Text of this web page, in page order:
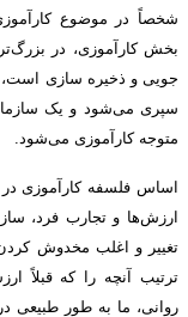
شخصاً در موضوع
بخش کارآموزی، در
جویی و ذخیره سازی است،
سپری می‌شود و یک
متوجه کارآموزی می‌شود.
اساس فلسفه کارآموزی در
ارزش‌ها و تجارب فرد،
تغییر و اغلب مخدوش
ترتیب آنچه را که قبلاً
روانی، ما به طور طبیعی